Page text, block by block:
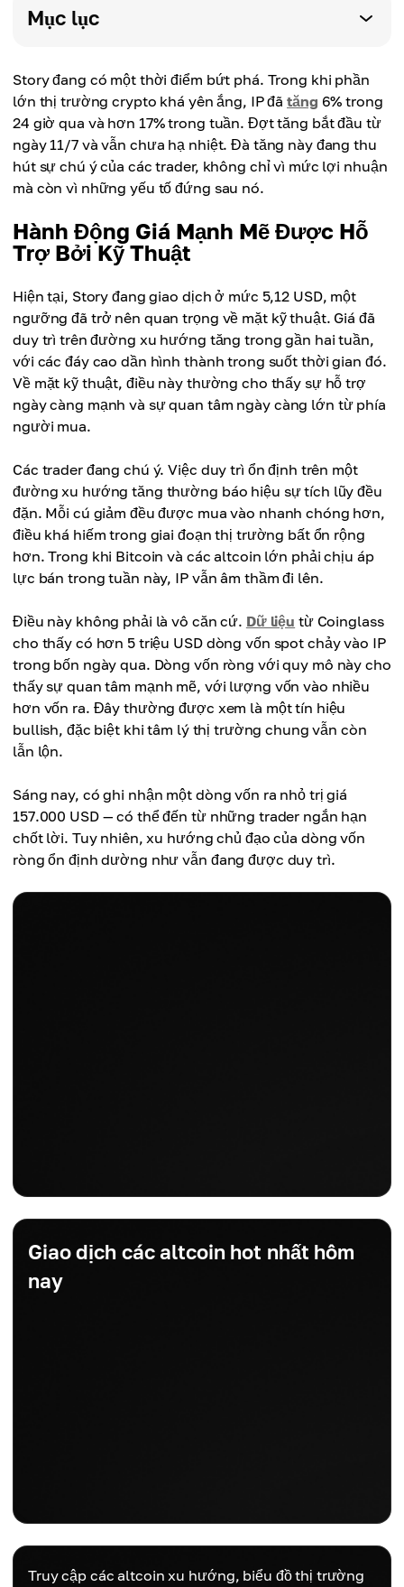
Mục lục
Story đang có một thời điểm bứt phá. Trong khi phần
lớn thị trường crypto khá yên ắng, IP đãtăng 6% trong
24 giờ qua và hơn 17% trong tuần. Đợt tăng bắt đầu từ
ngày 11/7 và vẫn chưa hạ nhiệt. Đà tăng này đang thu
hút sự chú ý của các trader, không chỉ vì mức lợi nhuận
mà còn vì những yếu tố đứng sau nó.
Hành Động Giá Mạnh Mẽ Được Hỗ
Trợ Bởi Kỹ Thuật
Hiện tại, Story đang giao dịch ở mức 5,12 USD, một
ngưỡng đã trở nên quan trọng về mặt kỹ thuật. Giá đã
duy trì trên đường xu hướng tăng trong gần hai tuần,
với các đáy cao dần hình thành trong suốt thời gian đó.
Về mặt kỹ thuật, điều này thường cho thấy sự hỗ trợ
ngày càng mạnh và sự quan tâm ngày càng lớn từ phía
người mua.
Các trader đang chú ý. Việc duy trì ổn định trên một
đường xu hướng tăng thường báo hiệu sự tích lũy đều
đặn. Mỗi cú giảm đều được mua vào nhanh chóng hơn,
điều khá hiếm trong giai đoạn thị trường bất ổn rộng
hơn. Trong khi Bitcoin và các altcoin lớn phải chịu áp
lực bán trong tuần này, IP vẫn âm thầm đi lên.
Điều này không phải là vô căn cứ. Dữ liệu từ Coinglass
cho thấy có hơn 5 triệu USD dòng vốn spot chảy vào IP
trong bốn ngày qua. Dòng vốn ròng với quy mô này cho
thấy sự quan tâm mạnh mẽ, với lượng vốn vào nhiều
hơn vốn ra. Đây thường được xem là một tín hiệu
bullish, đặc biệt khi tâm lý thị trường chung vẫn còn
lẫn lộn.
Sáng nay, có ghi nhận một dòng vốn ra nhỏ trị giá
157.000 USD — có thể đến từ những trader ngắn hạn
chốt lời. Tuy nhiên, xu hướng chủ đạo của dòng vốn
ròng ổn định dường như vẫn đang được duy trì.
Giao dịch các altcoin hot nhất hôm
nay
Truy cập các altcoin xu hướng, biểu đồ thị trường